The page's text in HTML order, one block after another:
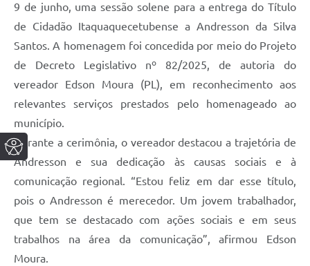
9 de junho, uma sessão solene para a entrega do Título
de Cidadão Itaquaquecetubense a Andresson da Silva
Santos. A homenagem foi concedida por meio do Projeto
de Decreto Legislativo nº 82/2025, de autoria do
vereador Edson Moura (PL), em reconhecimento aos
relevantes serviços prestados pelo homenageado ao
município.
Durante a cerimônia, o vereador destacou a trajetória de
Andresson e sua dedicação às causas sociais e à
comunicação regional. “Estou feliz em dar esse título,
pois o Andresson é merecedor. Um jovem trabalhador,
que tem se destacado com ações sociais e em seus
trabalhos na área da comunicação”, afirmou Edson
Moura.